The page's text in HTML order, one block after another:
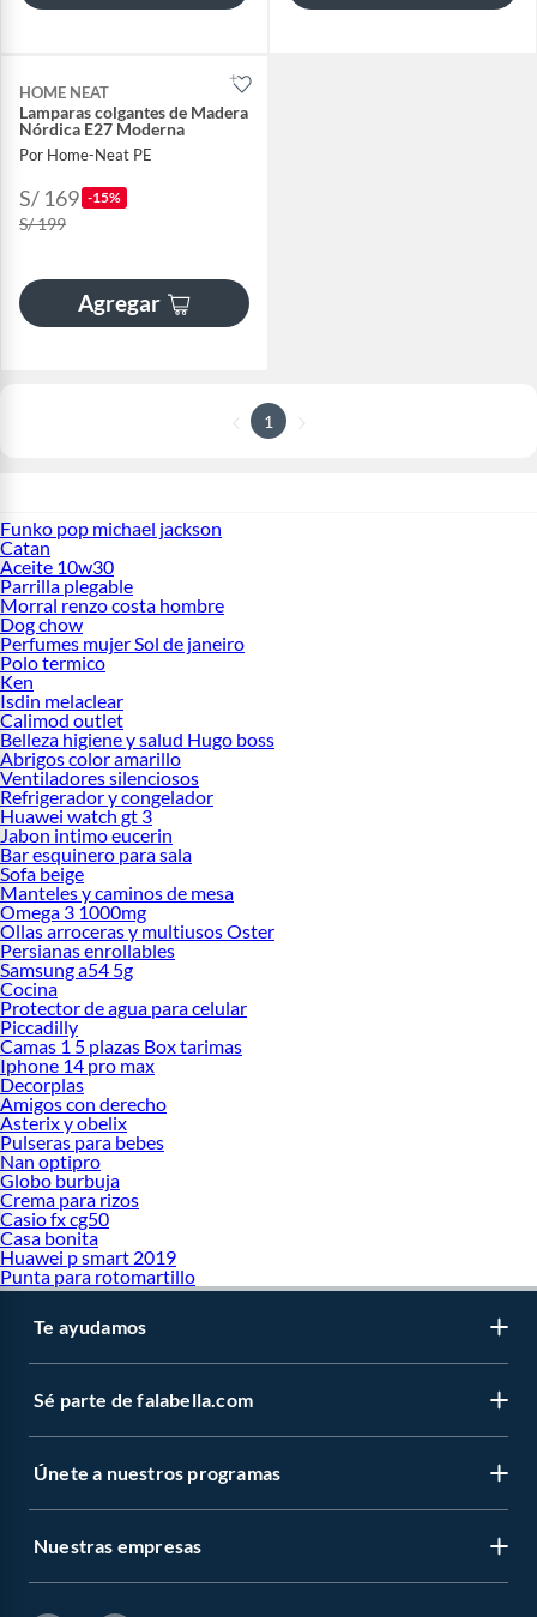
HOME NEAT
Lamparas colgantes de Madera
Nórdica E27 Moderna
Por Home-Neat PE
S/ 169 -15%
S/ 199
Agregar
1
Funko pop michael jackson
Catan
Aceite 10w30
Parrilla plegable
Morral renzo costa hombre
Dog chow
Perfumes mujer Sol de janeiro
Polo termico
Ken
Isdin melaclear
Calimod outlet
Belleza higiene y salud Hugo boss
Abrigos color amarillo
Ventiladores silenciosos
Refrigerador y congelador
Huawei watch gt 3
Jabon intimo eucerin
Bar esquinero para sala
Sofa beige
Manteles y caminos de mesa
Omega 3 1000mg
Ollas arroceras y multiusos Oster
Persianas enrollables
Samsung a54 5g
Cocina
Protector de agua para celular
Piccadilly
Camas 1 5 plazas Box tarimas
Iphone 14 pro max
Decorplas
Amigos con derecho
Asterix y obelix
Pulseras para bebes
Nan optipro
Globo burbuja
Crema para rizos
Casio fx cg50
Casa bonita
Huawei p smart 2019
Punta para rotomartillo
Te ayudamos
Sé parte de falabella.com
Únete a nuestros programas
Nuestras empresas